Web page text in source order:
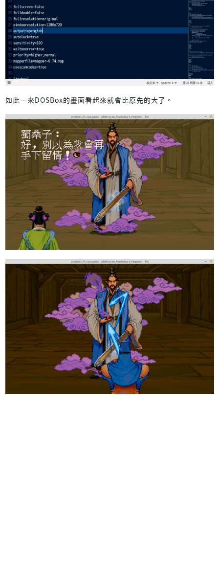
如此一來DOSBox的畫面看起來就會比原先的大了。